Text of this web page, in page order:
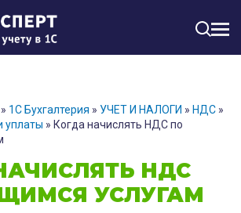
» 1С Бухгалтерия » УЧЕТ И НАЛОГИ » НДС »
уплаты » Когда начислять НДС по
НДС
УСЛУГАМ